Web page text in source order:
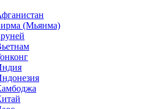
(Мьянма)